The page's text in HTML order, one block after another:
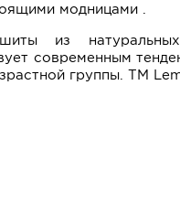
модницами .
из
современным
группы. ТМ